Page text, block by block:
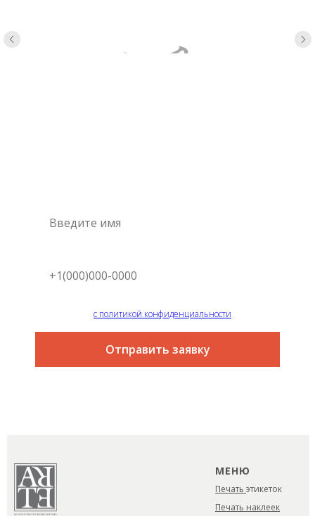
с политикой конфиденциальности
Отправить заявку
МЕНЮ
Печать наклеек
Печать этикеток